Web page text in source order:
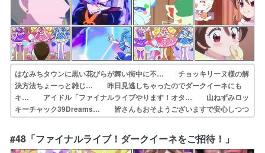
はなみちタウンに黒い花びらが舞い街中に不… チョッキリーヌ様の解
決方法ちょーっと雑じ… 昨日見逃しちゃったのでダークイーネにも
キ… アイドル「ファイナルライブやります！オタ… 山ねずみロッ
キーチャック39Dreams… 皆さんもおそようございますで安心しつつ
も… ダークイーネによって不安に陥る人々のため… ちょっとした
勘違いで先週分見逃しました…… チョッキリーネ取り憑かれてたんじ
ゃなかっ… ファイナルライブのコンセプトが良すぎる。…
#48「ファイナルライブ！ダークイーネをご招待！」